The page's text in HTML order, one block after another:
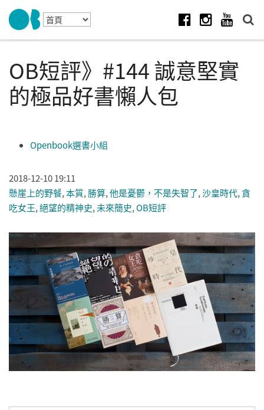
Skip to navigation
移至主內容
OB短評》#144 誠意堅實
的極品好書懶人包
Openbook選書小組
2018-12-10 19:11
懸崖上的野餐,本質, 勝算,他是憂鬱，不是失智了,沙皇時代, 貪
吃女王,絕望的精神史, 未來簡史,OB短評